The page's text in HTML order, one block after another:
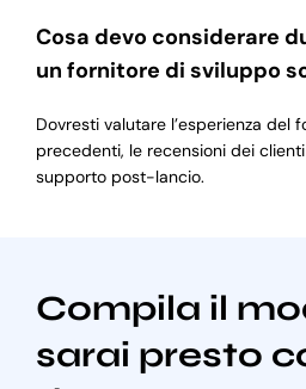
Cosa devo considerare
un fornitore di sviluppo
Dovresti valutare l’esperienza del
precedenti, le recensioni dei
supporto post-lancio.
Compila il
sarai presto